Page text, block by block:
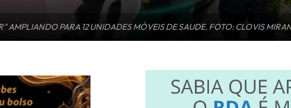
PARA 12 UNIDADES MÓVEIS DE SAUDE. FOTO: CLOVIS